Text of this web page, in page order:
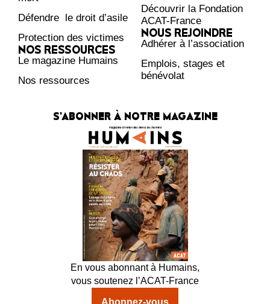
Défendre le droit d’asile
Protection des victimes
NOS RESSOURCES
Le magazine Humains
Nos ressources
Découvrir la Fondation
ACAT-France
NOUS REJOINDRE
Adhérer à l’association
Emplois, stages et
bénévolat
S'ABONNER À NOTRE MAGAZINE
En vous abonnant à Humains,
vous soutenez l’ACAT-France